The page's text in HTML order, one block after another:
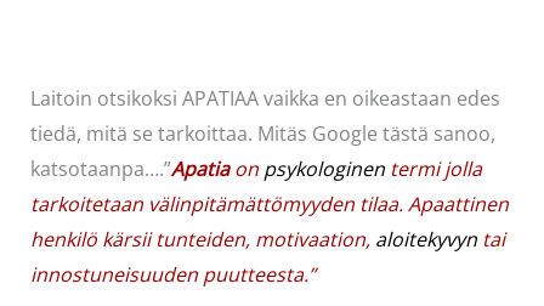
Laitoin otsikoksi APATIAA vaikka en oikeastaan edes
tiedä, mitä se tarkoittaa. Mitäs Google tästä sanoo,
katsotaanpa….”Apatiaon psykologinentermi jolla
tarkoitetaan välinpitämättömyyden tilaa. Apaattinen
henkilö kärsii tunteiden, motivaation, aloitekyvyntai
innostuneisuuden puutteesta.”